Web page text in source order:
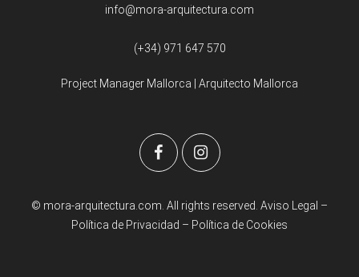
info@mora-arquitectura.com
(+34) 971 647 570
Project Manager Mallorca | Arquitecto Mallorca
© mora-arquitectura.com. All rights reserved. Aviso Legal –
Política de Privacidad – Política de Cookies